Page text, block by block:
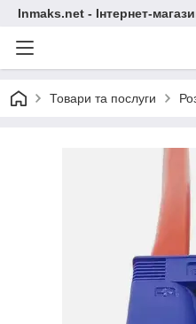
Inmaks.net - Інтернет-
Товари та послуги